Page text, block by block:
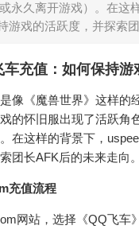
永久离开游戏）。在这
游戏的活跃度，并探索
充值：如何保持游
像《魔兽世界》这样
的怀旧服出现了活跃
在这样的背景下，
团长AFK后的未来走向。
充值流程
网站，选择《QQ飞车